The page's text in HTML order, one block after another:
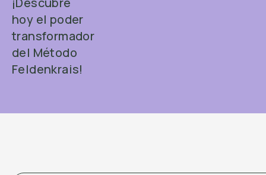
hoy el poder
transformador
del Método
Feldenkrais!